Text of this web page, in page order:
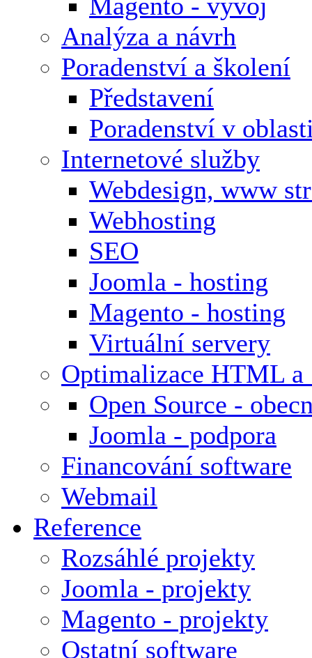
Analýza a návrh
Poradenství a školení
Představení
Poradenství v
Internetové služby
Webdesign, www
Webhosting
SEO
Joomla - hosting
Magento - hosting
Virtuální servery
Optimalizace HTML a
Open Source -
Joomla - podpora
Financování software
Webmail
Reference
Rozsáhlé projekty
Joomla - projekty
Magento - projekty
Ostatní software